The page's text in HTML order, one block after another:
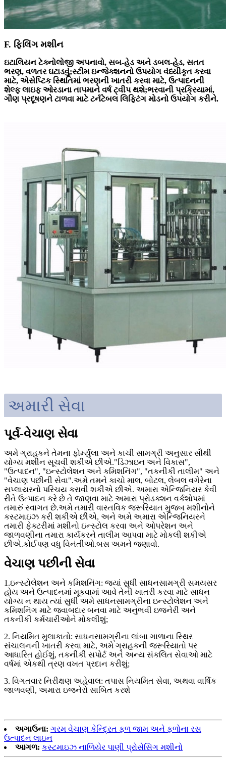
F. ફિલિંગ મશીન
ઇટાલિયન ટેક્નોલોજી અપનાવો, સબ-હેડ અને ડબલ-હેડ, સતત
ભરણ, વળતર ઘટાડવું;સ્ટીમ ઇન્જેક્શનનો ઉપયોગ વંધ્યીકૃત કરવા
માટે, એસેપ્ટિક સ્થિતિમાં ભરણની ખાતરી કરવા માટે, ઉત્પાદનની
શેલ્ફ લાઇફ ઓરડાના તાપમાને વર્ષ ટ્વીપ થશે;ભરવાની પ્રક્રિયામાં,
ગૌણ પ્રદૂષણને ટાળવા માટે ટર્નટેબલ લિફ્ટિંગ મોડનો ઉપયોગ કરીને.
અમારી સેવા
પૂર્વ-વેચાણ સેવા
અમે ગ્રાહકને તેમના ફોર્મ્યુલા અને કાચી સામગ્રી અનુસાર સૌથી
યોગ્ય મશીન સૂચવી શકીએ છીએ."ડિઝાઇન અને વિકાસ",
"ઉત્પાદન", "ઇન્સ્ટોલેશન અને કમિશનિંગ", "તકનીકી તાલીમ" અને
"વેચાણ પછીની સેવા".અમે તમને કાચો માલ, બોટલ, લેબલ વગેરેના
સપ્લાયરનો પરિચય કરાવી શકીએ છીએ. અમારા એન્જિનિયર કેવી
રીતે ઉત્પાદન કરે છે તે જાણવા માટે અમારા પ્રોડક્શન વર્કશોપમાં
તમારું સ્વાગત છે.અમે તમારી વાસ્તવિક જરૂરિયાત મુજબ મશીનોને
કસ્ટમાઇઝ કરી શકીએ છીએ, અને અમે અમારા એન્જિનિયરને
તમારી ફેક્ટરીમાં મશીનો ઇન્સ્ટોલ કરવા અને ઓપરેશન અને
જાળવણીના તમારા કાર્યકરને તાલીમ આપવા માટે મોકલી શકીએ
છીએ.કોઈપણ વધુ વિનંતીઓ.બસ અમને જણાવો.
વેચાણ પછીની સેવા
1.ઇન્સ્ટોલેશન અને કમિશનિંગ: જ્યાં સુધી સાધનસામગ્રી સમયસર
હોય અને ઉત્પાદનમાં મૂકવામાં આવે તેની ખાતરી કરવા માટે સાધન
યોગ્ય ન થાય ત્યાં સુધી અમે સાધનસામગ્રીના ઇન્સ્ટોલેશન અને
કમિશનિંગ માટે જવાબદાર બનવા માટે અનુભવી ઇજનેરી અને
તકનીકી કર્મચારીઓને મોકલીશું;
2. નિયમિત મુલાકાતો: સાધનસામગ્રીના લાંબા ગાળાના સ્થિર
સંચાલનની ખાતરી કરવા માટે, અમે ગ્રાહકની જરૂરિયાતો પર
આધારિત હોઈશું, તકનીકી સપોર્ટ અને અન્ય સંકલિત સેવાઓ માટે
વર્ષમાં એકથી ત્રણ વખત પ્રદાન કરીશું;
3. વિગતવાર નિરીક્ષણ અહેવાલ: તપાસ નિયમિત સેવા, અથવા વાર્ષિક
જાળવણી, અમારા ઇજનેરો સાબિત કરશે
અગાઉના: ગરમ વેચાણ કેન્દ્રિત ફળ જામ અને ફળોના રસ
ઉત્પાદન લાઇન
આગળ: કસ્ટમાઇઝ નાળિયેર પાણી પ્રોસેસિંગ મશીનો